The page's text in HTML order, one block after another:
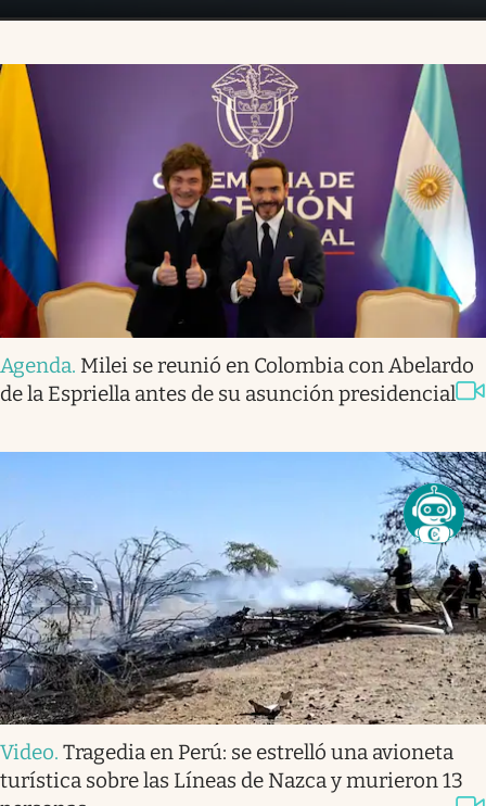
Agenda. Milei se reunió en Colombia con Abelardo
de la Espriella antes de su asunción presidencial
Video. Tragedia en Perú: se estrelló una avioneta
turística sobre las Líneas de Nazca y murieron 13